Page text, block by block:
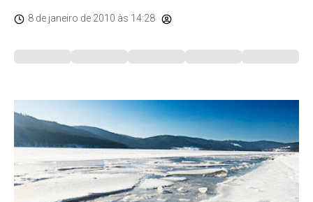
8 de janeiro de 2010 às 14:28